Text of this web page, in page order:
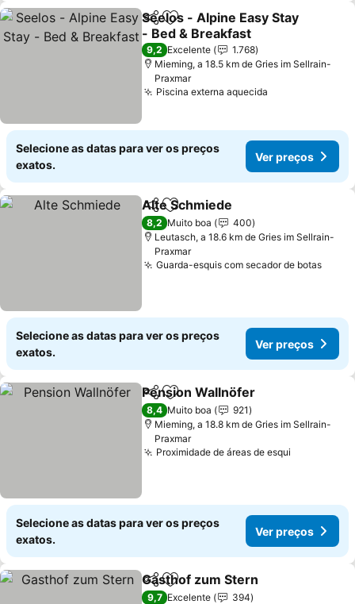
PartilharAdicionar aos favoritos
Seelos - Alpine Easy Stay
- Bed & Breakfast
9,2 Excelente
1.768
Mieming, a 18.5 km de Gries im Sellrain-
Praxmar
Piscina externa aquecida
Selecione as datas para ver os preços
exatos.
Ver preços
PartilharAdicionar aos favoritos
Alte Schmiede
8,2 Muito boa
400
Leutasch, a 18.6 km de Gries im Sellrain-
Praxmar
Guarda-esquis com secador de botas
Selecione as datas para ver os preços
exatos.
Ver preços
PartilharAdicionar aos favoritos
Pension Wallnöfer
8,4 Muito boa
921
Mieming, a 18.8 km de Gries im Sellrain-
Praxmar
Proximidade de áreas de esqui
Selecione as datas para ver os preços
exatos.
Ver preços
PartilharAdicionar aos favoritos
Gasthof zum Stern
9,7 Excelente
394